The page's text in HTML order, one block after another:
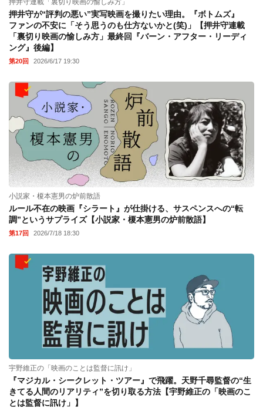
押井守連載「裏切り映画の愉しみ方」
押井守が“評判の悪い”実写映画を撮りたい理由。『ボトムズ』
ファンの不安に「そう思うのも仕方ないかと(笑)」【押井守連載
「裏切り映画の愉しみ方」最終回『バーン・アフター・リーディ
ング』後編】
第20回 2026/6/17 19:30
小説家・榎本憲男の炉前散語
ルール不在の映画『シラート』が仕掛ける、サスペンスへの“転
調”というサプライズ【小説家・榎本憲男の炉前散語】
第17回 2026/7/18 18:30
宇野維正の「映画のことは監督に訊け」
『マジカル・シークレット・ツアー』で飛躍。天野千尋監督の“生
きてる人間のリアリティ”を切り取る方法【宇野維正の「映画のこ
とは監督に訊け」】